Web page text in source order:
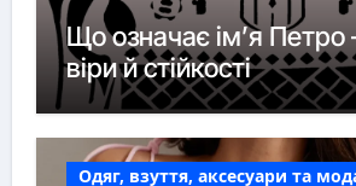
Що означає ім’я
віри й стійкості
Одяг, взуття, аксесуари та